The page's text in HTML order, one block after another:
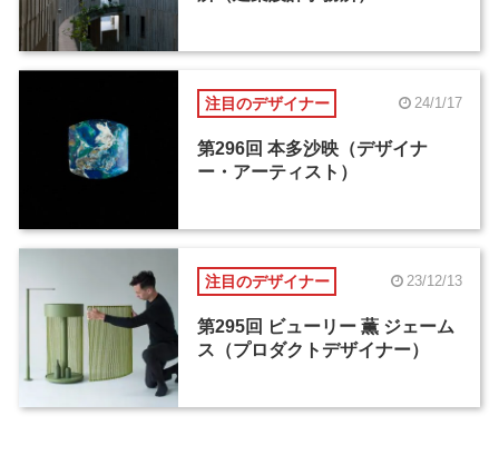
注目のデザイナー 24/1/17
第296回 本多沙映（デザイナ
ー・アーティスト）
注目のデザイナー 23/12/13
第295回 ビューリー 薫 ジェーム
ス（プロダクトデザイナー）